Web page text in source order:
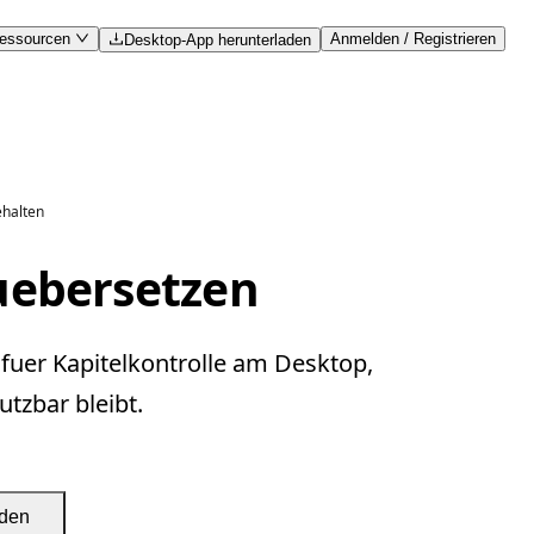
Desktop-App herunterladen Anmelden / Registrieren
Kapitelkontrolle am Desktop,
bleibt.